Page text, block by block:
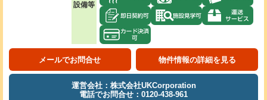
設備等
メールでお問合せ 物件情報の詳細を見る
運営会社：株式会社UKCorporation
電話でお問合せ：0120-438-961